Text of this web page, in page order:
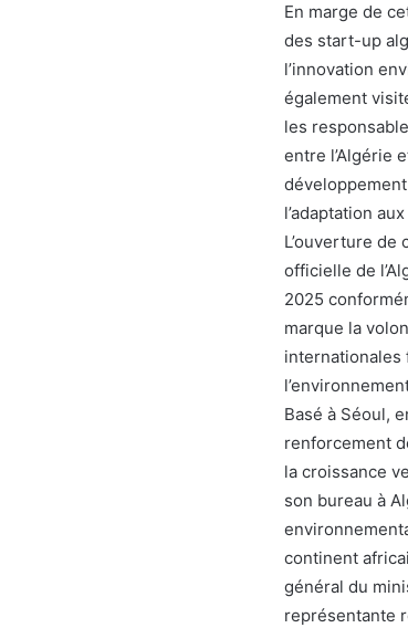
En marge de
des start-up
l’innovation
également
les
entre l’Algérie
l’adaptation
L’ouverture
officielle de
2025
marque la
internationales
Basé à Séoul,
renforcement
la croissance
son bureau à
continent
général du
représentante